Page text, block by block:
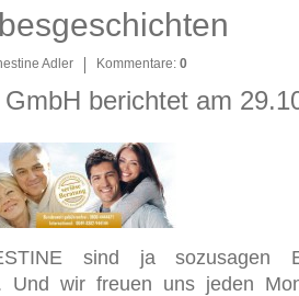
Adler Kommentare: 0
berichtet am
sind ja sozusagen
Und wir freuen uns jeden